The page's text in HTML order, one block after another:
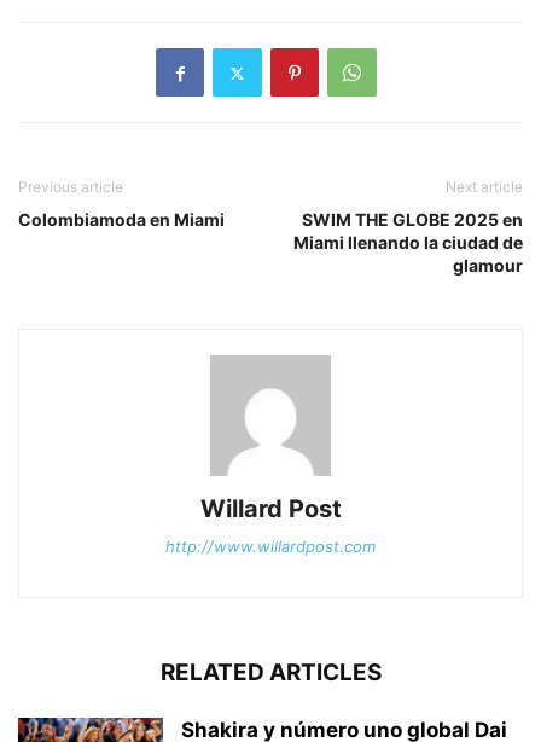
Previous article
Colombiamoda en Miami
Next article
SWIM THE GLOBE 2025 en
Miami llenando la ciudad de
glamour
Willard Post
http://www.willardpost.com
RELATED ARTICLES
Shakira y número uno global Dai